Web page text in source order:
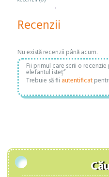
Recenzii
Nu există recenzii până acum.
Fii primul care scrii o recenzie
elefantul isteț”
Trebuie să fii autentificat